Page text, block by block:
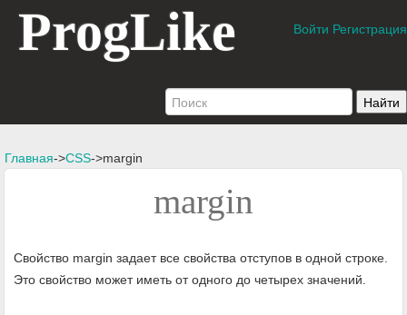
ProgLike Войти Регистрация
Главная->CSS->margin
margin
Свойство margin задает все свойства отступов в одной строке.
Это свойство может иметь от одного до четырех значений.